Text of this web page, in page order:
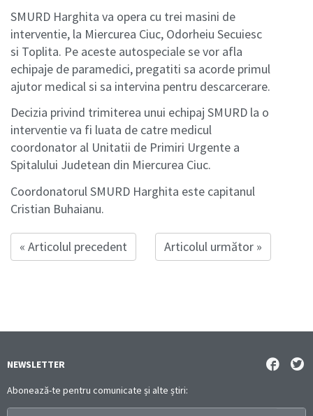
SMURD Harghita va opera cu trei masini de
interventie, la Miercurea Ciuc, Odorheiu Secuiesc
si Toplita. Pe aceste autospeciale se vor afla
echipaje de paramedici, pregatiti sa acorde primul
ajutor medical si sa intervina pentru descarcerare.
Decizia privind trimiterea unui echipaj SMURD la o
interventie va fi luata de catre medicul
coordonator al Unitatii de Primiri Urgente a
Spitalului Judetean din Miercurea Ciuc.
Coordonatorul SMURD Harghita este capitanul
Cristian Buhaianu.
« Articolul precedent Articolul următor »
NEWSLETTER
Abonează-te pentru comunicate și alte știri: